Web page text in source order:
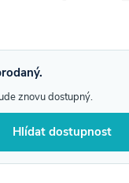
znovu dostupný.
Hlídat dostupnost